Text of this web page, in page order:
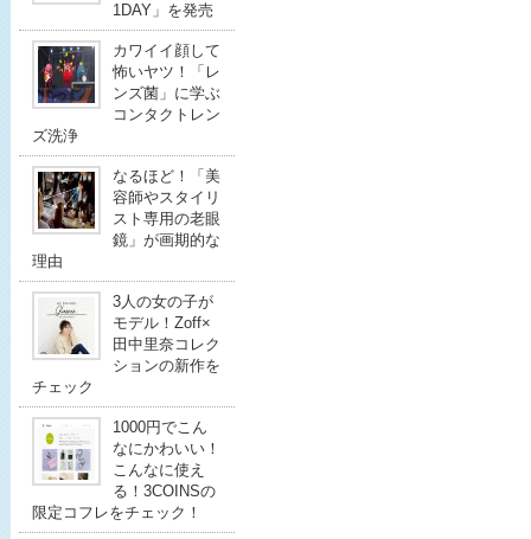
1DAY」を発売
カワイイ顔して
怖いヤツ！「レ
ンズ菌」に学ぶ
コンタクトレン
ズ洗浄
なるほど！「美
容師やスタイリ
スト専用の老眼
鏡」が画期的な
理由
3人の女の子が
モデル！Zoff×
田中里奈コレク
ションの新作を
チェック
1000円でこん
なにかわいい！
こんなに使え
る！3COINSの
限定コフレをチェック！